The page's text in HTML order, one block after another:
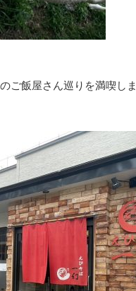
ご飯屋さん巡りを満喫し